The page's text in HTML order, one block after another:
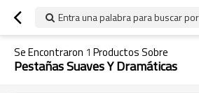
Entra una palabra para buscar
Se Encontraron 1 Productos Sobre
Pestañas Suaves Y Dramáticas